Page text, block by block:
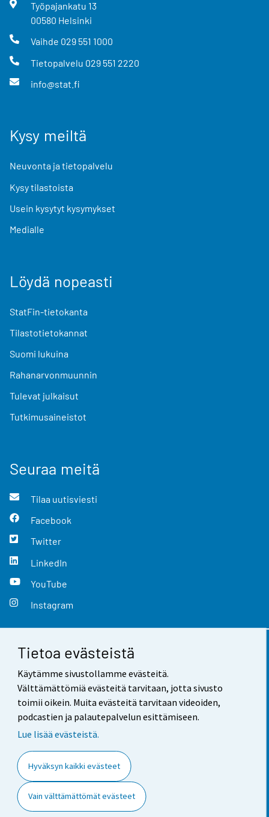
Tietoa evästeistä
Käytämme sivustollamme evästeitä.
Välttämättömiä evästeitä tarvitaan, jotta sivusto
toimii oikein. Muita evästeitä tarvitaan videoiden,
podcastien ja palautepalvelun esittämiseen.
Lue lisää evästeistä.
Hyväksyn kaikki evästeet
Vain välttämättömät evästeet
Työpajankatu 13
00580 Helsinki
Vaihde 029 551 1000
Tietopalvelu 029 551 2220
info@stat.fi
Kysy meiltä
Neuvonta ja tietopalvelu
Kysy tilastoista
Usein kysytyt kysymykset
Medialle
Löydä nopeasti
StatFin-tietokanta
Tilastotietokannat
Suomi lukuina
Rahanarvonmuunnin
Tulevat julkaisut
Tutkimusaineistot
Seuraa meitä
Tilaa uutisviesti
Facebook
Twitter
LinkedIn
YouTube
Instagram
Yhteystiedot
Palaute
Käyttöehdot
Saavutettavuus
Tietoa sivustosta
Evästeasetukset